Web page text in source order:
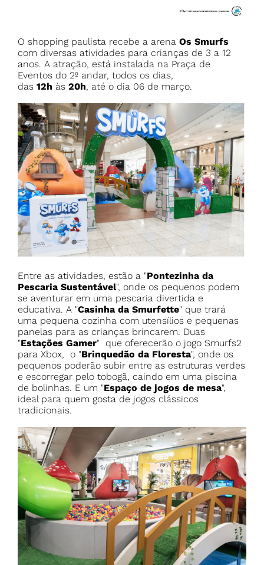
O shopping paulista recebe a arena Os Smurfs
com diversas atividades para crianças de 3 a 12
anos. A atração, está instalada na Praça de
Eventos do 2º andar, todos os dias,
das 12h às 20h, até o dia 06 de março.
Entre as atividades, estão a "Pontezinha da
Pescaria Sustentável", onde os pequenos podem
se aventurar em uma pescaria divertida e
educativa. A "Casinha da Smurfette" que trará
uma pequena cozinha com utensílios e pequenas
panelas para as crianças brincarem. Duas
"Estações Gamer" que oferecerão o jogo Smurfs2
para Xbox, o "Brinquedão da Floresta", onde os
pequenos poderão subir entre as estruturas verdes
e escorregar pelo tobogã, caindo em uma piscina
de bolinhas. E um "Espaço de jogos de mesa",
ideal para quem gosta de jogos clássicos
tradicionais.